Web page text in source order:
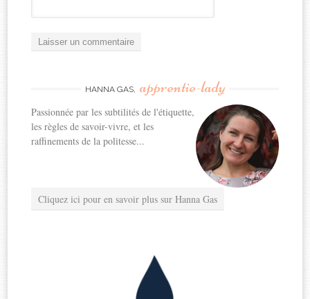
HANNA GAS, apprentie-lady
Passionnée par les subtilités de l'étiquette,
les règles de savoir-vivre, et les
raffinements de la politesse...
Cliquez ici pour en savoir plus sur Hanna Gas